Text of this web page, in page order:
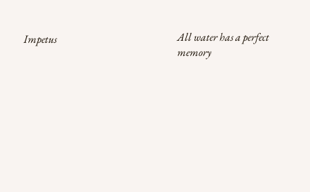
Impetus
All water has a perfect
memory